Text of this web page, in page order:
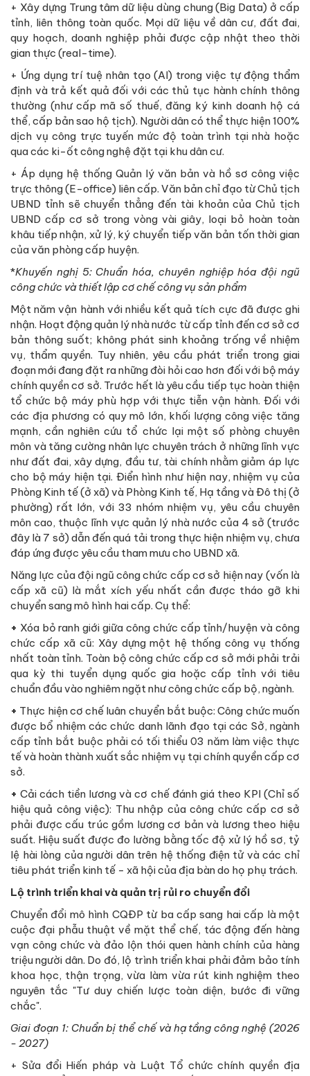
+ Xây dựng Trung tâm dữ liệu dùng chung (Big Data) ở cấp
tỉnh, liên thông toàn quốc. Mọi dữ liệu về dân cư, đất đai,
quy hoạch, doanh nghiệp phải được cập nhật theo thời
gian thực (real-time).
+ Ứng dụng trí tuệ nhân tạo (AI) trong việc tự động thẩm
định và trả kết quả đối với các thủ tục hành chính thông
thường (như cấp mã số thuế, đăng ký kinh doanh hộ cá
thể, cấp bản sao hộ tịch). Người dân có thể thực hiện 100%
dịch vụ công trực tuyến mức độ toàn trình tại nhà hoặc
qua các ki-ốt công nghệ đặt tại khu dân cư.
+ Áp dụng hệ thống Quản lý văn bản và hồ sơ công việc
trực thông (E-office) liên cấp. Văn bản chỉ đạo từ Chủ tịch
UBND tỉnh sẽ chuyển thẳng đến tài khoản của Chủ tịch
UBND cấp cơ sở trong vòng vài giây, loại bỏ hoàn toàn
khâu tiếp nhận, xử lý, ký chuyển tiếp văn bản tốn thời gian
của văn phòng cấp huyện.
*Khuyến nghị 5: Chuẩn hóa, chuyên nghiệp hóa đội ngũ
công chức và thiết lập cơ chế công vụ sản phẩm
Một năm vận hành với nhiều kết quả tích cực đã được ghi
nhận. Hoạt động quản lý nhà nước từ cấp tỉnh đến cơ sở cơ
bản thông suốt; không phát sinh khoảng trống về nhiệm
vụ, thẩm quyền. Tuy nhiên, yêu cầu phát triển trong giai
đoạn mới đang đặt ra những đòi hỏi cao hơn đối với bộ máy
chính quyền cơ sở. Trước hết là yêu cầu tiếp tục hoàn thiện
tổ chức bộ máy phù hợp với thực tiễn vận hành. Đối với
các địa phương có quy mô lớn, khối lượng công việc tăng
mạnh, cần nghiên cứu tổ chức lại một số phòng chuyên
môn và tăng cường nhân lực chuyên trách ở những lĩnh vực
như đất đai, xây dựng, đầu tư, tài chính nhằm giảm áp lực
cho bộ máy hiện tại. Điển hình như hiện nay, nhiệm vụ của
Phòng Kinh tế (ở xã) và Phòng Kinh tế, Hạ tầng và Đô thị (ở
phường) rất lớn, với 33 nhóm nhiệm vụ, yêu cầu chuyên
môn cao, thuộc lĩnh vực quản lý nhà nước của 4 sở (trước
đây là 7 sở) dẫn đến quá tải trong thực hiện nhiệm vụ, chưa
đáp ứng được yêu cầu tham mưu cho UBND xã.
Năng lực của đội ngũ công chức cấp cơ sở hiện nay (vốn là
cấp xã cũ) là mắt xích yếu nhất cần được tháo gỡ khi
chuyển sang mô hình hai cấp. Cụ thể:
+ Xóa bỏ ranh giới giữa công chức cấp tỉnh/huyện và công
chức cấp xã cũ: Xây dựng một hệ thống công vụ thống
nhất toàn tỉnh. Toàn bộ công chức cấp cơ sở mới phải trải
qua kỳ thi tuyển dụng quốc gia hoặc cấp tỉnh với tiêu
chuẩn đầu vào nghiêm ngặt như công chức cấp bộ, ngành.
+ Thực hiện cơ chế luân chuyển bắt buộc: Công chức muốn
được bổ nhiệm các chức danh lãnh đạo tại các Sở, ngành
cấp tỉnh bắt buộc phải có tối thiểu 03 năm làm việc thực
tế và hoàn thành xuất sắc nhiệm vụ tại chính quyền cấp cơ
sở.
+Cải cách tiền lương và cơ chế đánh giá theo KPI (Chỉ số
hiệu quả công việc): Thu nhập của công chức cấp cơ sở
phải được cấu trúc gồm lương cơ bản và lương theo hiệu
suất. Hiệu suất được đo lường bằng tốc độ xử lý hồ sơ, tỷ
lệ hài lòng của người dân trên hệ thống điện tử và các chỉ
tiêu phát triển kinh tế - xã hội của địa bàn do họ phụ trách.
Lộ trình triển khai và quản trị rủi ro chuyển đổi
Chuyển đổi mô hình CQĐP từ ba cấp sang hai cấp là một
cuộc đại phẫu thuật về mặt thể chế, tác động đến hàng
vạn công chức và đảo lộn thói quen hành chính của hàng
triệu người dân. Do đó, lộ trình triển khai phải đảm bảo tính
khoa học, thận trọng, vừa làm vừa rút kinh nghiệm theo
nguyên tắc "Tư duy chiến lược toàn diện, bước đi vững
chắc".
Giai đoạn 1: Chuẩn bị thể chế và hạ tầng công nghệ (2026
- 2027)
+ Sửa đổi Hiến pháp và Luật Tổ chức chính quyền địa